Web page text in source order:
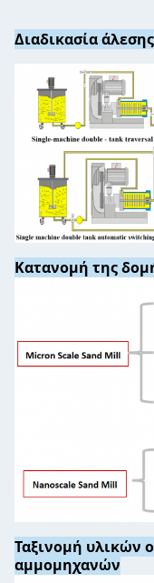
Διαδικασία άλεσης
Κατανομή της
Ταξινομή υλικών
αμμομηχανών